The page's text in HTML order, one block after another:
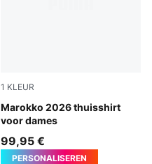
1 KLEUR
Marokko 2026 thuisshirt
voor dames
Fast Red-Victory Gold
99,95 €
PERSONALISEREN